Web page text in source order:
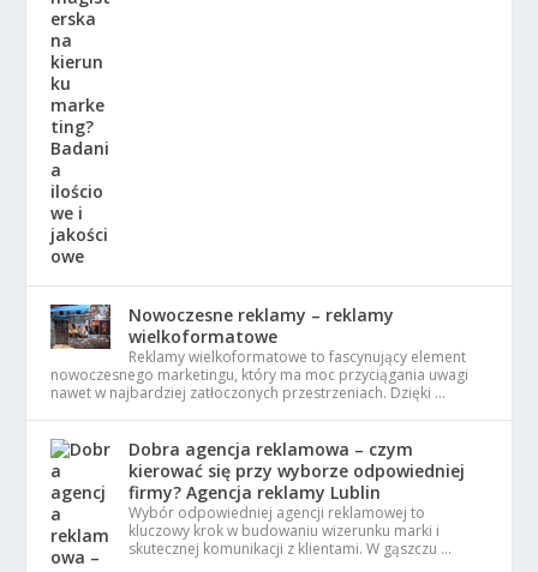
Nowoczesne reklamy – reklamy
wielkoformatowe
Reklamy wielkoformatowe to fascynujący element
nowoczesnego marketingu, który ma moc przyciągania uwagi
nawet w najbardziej zatłoczonych przestrzeniach. Dzięki …
Dobra agencja reklamowa – czym
kierować się przy wyborze odpowiedniej
firmy? Agencja reklamy Lublin
Wybór odpowiedniej agencji reklamowej to
kluczowy krok w budowaniu wizerunku marki i
skutecznej komunikacji z klientami. W gąszczu …